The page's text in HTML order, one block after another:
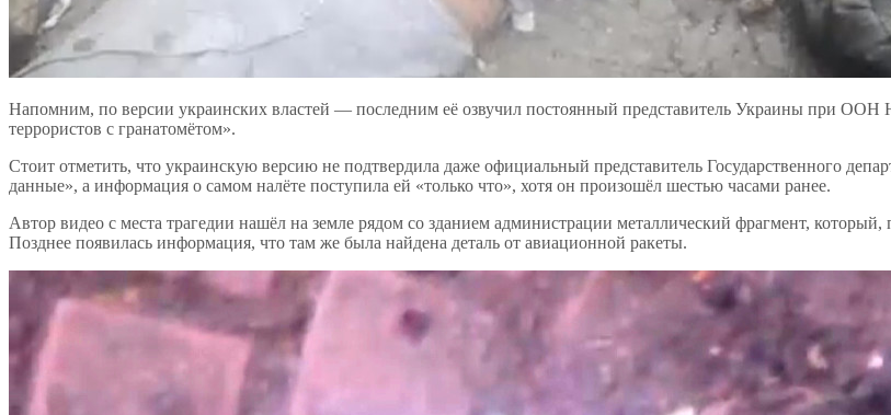
Напомним, по версии украинских властей — последним её озвучил постоянный представитель Украины при
террористов с гранатомётом».
Стоит отметить, что украинскую версию не подтвердила даже официальный представитель Государственного
данные», а информация о самом налёте поступила ей «только что», хотя он произошёл шестью часами ранее.
Автор видео с места трагедии нашёл на земле рядом со зданием администрации металлический фрагмент,
Позднее появилась информация, что там же была найдена деталь от авиационной ракеты.